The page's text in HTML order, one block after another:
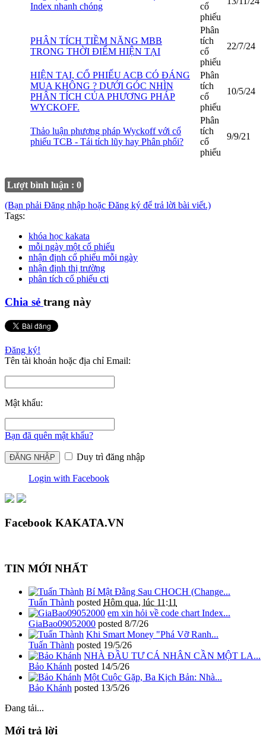
Index nhanh chóng
cổ
phiếu
PHÂN TÍCH TIỀM NĂNG MBB
TRONG THỜI ĐIỂM HIỆN TẠI
Phân
tích
cổ
phiếu
22/7/24
HIỆN TẠI, CỔ PHIẾU ACB CÓ ĐÁNG
MUA KHÔNG ? DƯỚI GÓC NHÌN
PHÂN TÍCH CỦA PHƯƠNG PHÁP
WYCKOFF.
Phân
tích
cổ
phiếu
10/5/24
Thảo luận phương pháp Wyckoff với cổ
phiếu TCB - Tái tích lũy hay Phân phối?
Phân
tích
cổ
phiếu
9/9/21
Lượt bình luận : 0
(Bạn phải Đăng nhập hoặc Đăng ký để trả lời bài viết.)
Tags:
khóa học kakata
mỗi ngày một cổ phiếu
nhận định cổ phiếu mỗi ngày
nhận định thị trường
phân tích cổ phiếu cti
Chia sẻ trang này
Đăng ký!
Tên tài khoản hoặc địa chỉ Email:
Mật khẩu:
Bạn đã quên mật khẩu?
Duy trì đăng nhập
Login with Facebook
Facebook KAKATA.VN
TIN MỚI NHẤT
Bí Mật Đằng Sau CHOCH (Change...
Tuấn Thành posted Hôm qua, lúc 11:11
em xin hỏi về code chart Index...
GiaBao09052000 posted 8/7/26
Khi Smart Money "Phá Vỡ Ranh...
Tuấn Thành posted 19/5/26
NHÀ ĐẦU TƯ CÁ NHÂN CẦN MỘT LA...
Bảo Khánh posted 14/5/26
Một Cuộc Gặp, Ba Kịch Bản: Nhà...
Bảo Khánh posted 13/5/26
Đang tải...
Mới trả lời